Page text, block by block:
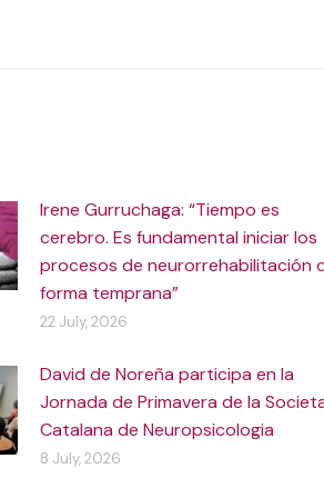
Irene Gurruchaga: “Tiempo es
cerebro. Es fundamental iniciar los
procesos de neurorrehabilitación
forma temprana”
22 July, 2026
David de Noreña participa en la
Jornada de Primavera de la
Catalana de Neuropsicologia
8 July, 2026